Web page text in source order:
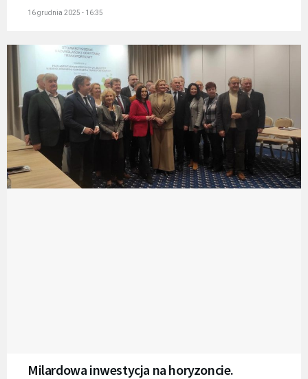
16 grudnia 2025 - 16:35
Milardowa inwestycja na horyzoncie.